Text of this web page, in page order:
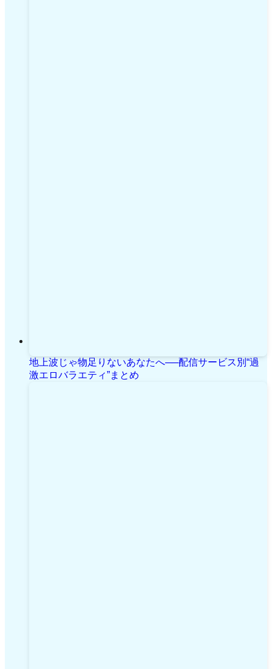
地上波じゃ物足りないあなたへ──配信サービス別“過
激エロバラエティ”まとめ